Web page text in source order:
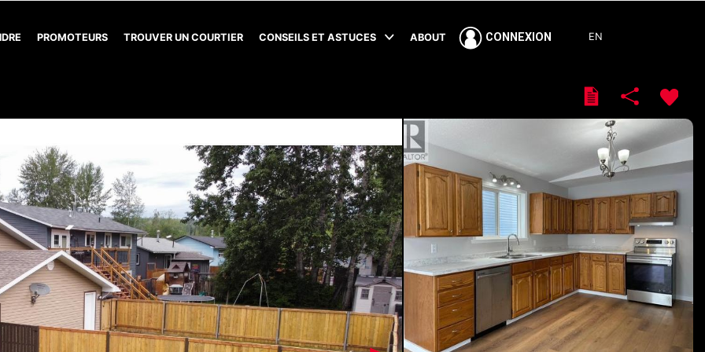
PROMOTEURS TROUVER UN COURTIER CONSEILS ET ASTUCES ABOUT CONNEXION EN